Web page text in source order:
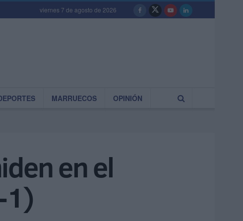
viernes 7 de agosto de 2026
MARRUECOS OPINIÓN
en el
1)